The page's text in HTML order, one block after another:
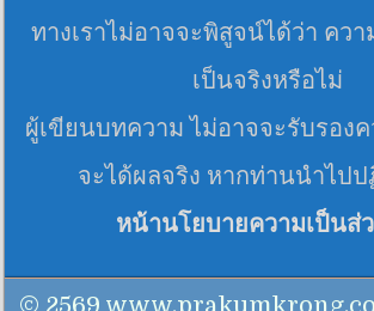
ทางเราไม่อาจจะพิสูจน์ได้ว่า คว
เป็นจริงหรือไม่
ผู้เขียนบทความ ไม่อาจจะรับรอง
จะได้ผลจริง หากท่านนำไป
หน้านโยบายความเป็นส่